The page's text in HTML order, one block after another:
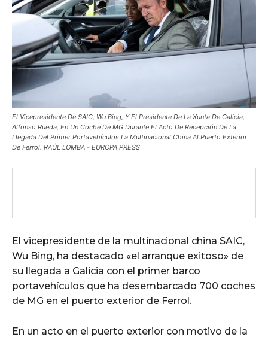
El Vicepresidente De SAIC, Wu Bing, Y El Presidente De La Xunta De Galicia,
Alfonso Rueda, En Un Coche De MG Durante El Acto De Recepción De La
Llegada Del Primer Portavehículos La Multinacional China Al Puerto Exterior
De Ferrol. RAÚL LOMBA - EUROPA PRESS
El vicepresidente de la multinacional china SAIC,
Wu Bing, ha destacado «el arranque exitoso» de
su llegada a Galicia con el primer barco
portavehículos que ha desembarcado 700 coches
de MG en el puerto exterior de Ferrol.
En un acto en el puerto exterior con motivo de la